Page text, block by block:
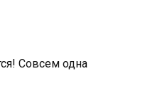
Совсем одна